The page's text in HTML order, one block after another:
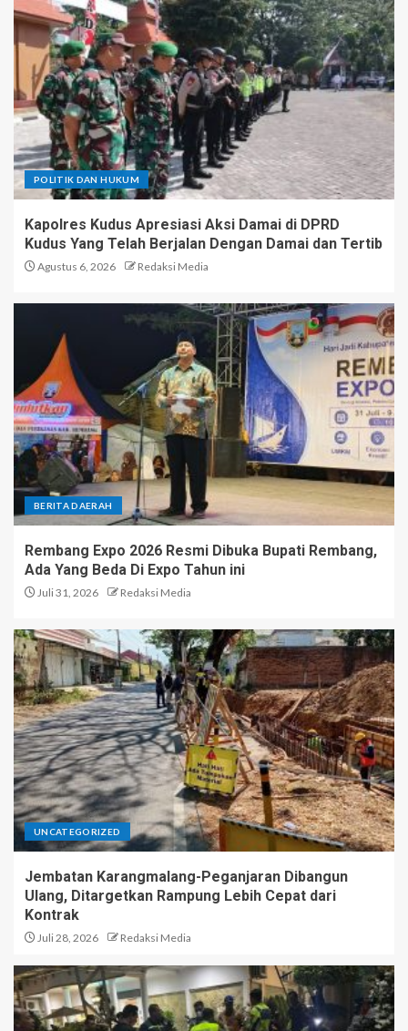
POLITIK DAN HUKUM
Kapolres Kudus Apresiasi Aksi Damai di DPRD
Kudus Yang Telah Berjalan Dengan Damai dan Tertib
Agustus 6, 2026 Redaksi Media
BERITA DAERAH
Rembang Expo 2026 Resmi Dibuka Bupati Rembang,
Ada Yang Beda Di Expo Tahun ini
Juli 31, 2026 Redaksi Media
UNCATEGORIZED
Jembatan Karangmalang-Peganjaran Dibangun
Ulang, Ditargetkan Rampung Lebih Cepat dari
Kontrak
Juli 28, 2026 Redaksi Media